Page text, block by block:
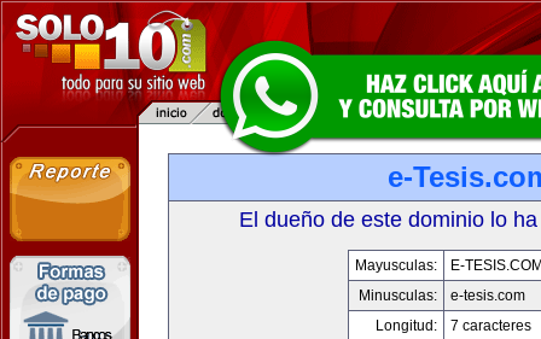
e-
El dueño de este dominio lo
Mayusculas:
E-
Minusculas:
e-tesis.com
Longitud:
7 caracteres